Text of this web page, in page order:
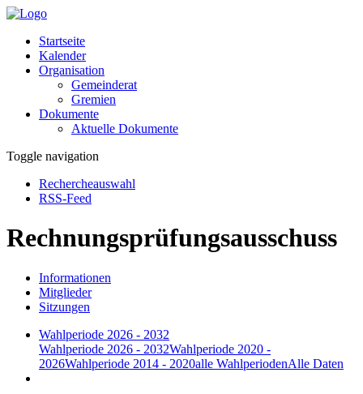
Startseite
Kalender
Organisation
Gemeinderat
Gremien
Dokumente
Aktuelle Dokumente
Toggle navigation
Rechercheauswahl
RSS-Feed
Rechnungsprüfungsausschuss
Informationen
Mitglieder
Sitzungen
Wahlperiode 2026 - 2032
Wahlperiode 2026 - 2032Wahlperiode 2020 -
2026Wahlperiode 2014 - 2020alle WahlperiodenAlle Daten